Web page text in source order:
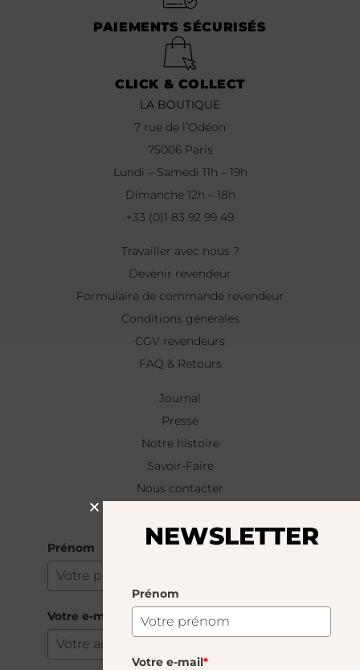
PAIEMENTS SÉCURISÉS
CLICK & COLLECT
LA BOUTIQUE
7 rue de l’Odéon
75006 Paris
Lundi – Samedi 11h – 19h
Dimanche 12h – 18h
+33 (0)1 83 92 99 49
Travailler avec nous ?
Devenir revendeur
Formulaire de commande revendeur
Conditions générales
CGV revendeurs
FAQ & Retours
Journal
Presse
Notre histoire
Savoir-Faire
Nous contacter
Prénom
Votre e-mail
NEWSLETTER
Prénom
Votre e-mail*